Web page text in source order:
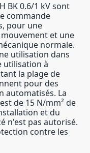
BK 0.6/1 kV sont
commande
pour une
et une
normale.
utilisation dans
utilisation à
la plage de
pour des
automatisés. La
de 15 N/mm² de
et du
n'est pas autorisé.
contre les